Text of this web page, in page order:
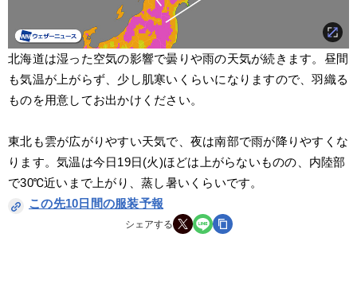
北海道は湿った空気の影響で曇りや雨の天気が続きます。昼間
も気温が上がらず、少し肌寒いくらいになりますので、羽織る
ものを用意してお出かけください。
東北も雲が広がりやすい天気で、夜は南部で雨が降りやすくな
ります。気温は今日19日(火)ほどは上がらないものの、内陸部
で30℃近いまで上がり、蒸し暑いくらいです。
この先10日間の服装予報
シェアする